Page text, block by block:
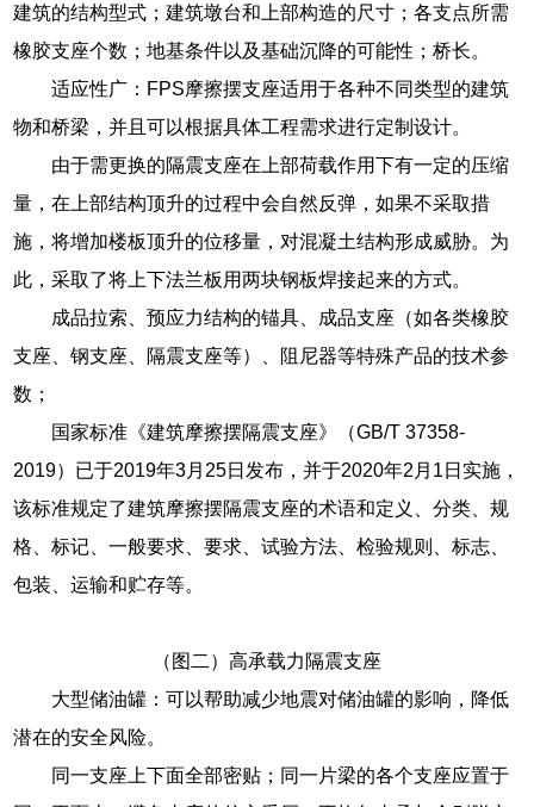
建筑的结构型式；建筑墩台和上部构造的尺寸；各支点所需
橡胶支座个数；地基条件以及基础沉降的可能性；桥长。
适应性广：FPS摩擦摆支座适用于各种不同类型的建筑
物和桥梁，并且可以根据具体工程需求进行定制设计。
由于需更换的隔震支座在上部荷载作用下有一定的压缩
量，在上部结构顶升的过程中会自然反弹，如果不采取措
施，将增加楼板顶升的位移量，对混凝土结构形成威胁。为
此，采取了将上下法兰板用两块钢板焊接起来的方式。
成品拉索、预应力结构的锚具、成品支座（如各类橡胶
支座、钢支座、隔震支座等）、阻尼器等特殊产品的技术参
数；
国家标准《建筑摩擦摆隔震支座》（GB/T 37358-
2019）已于2019年3月25日发布，并于2020年2月1日实施，
该标准规定了建筑摩擦摆隔震支座的术语和定义、分类、规
格、标记、一般要求、要求、试验方法、检验规则、标志、
包装、运输和贮存等。
（图二）高承载力隔震支座
大型储油罐：可以帮助减少地震对储油罐的影响，降低
潜在的安全风险。
同一支座上下面全部密贴；同一片梁的各个支座应置于